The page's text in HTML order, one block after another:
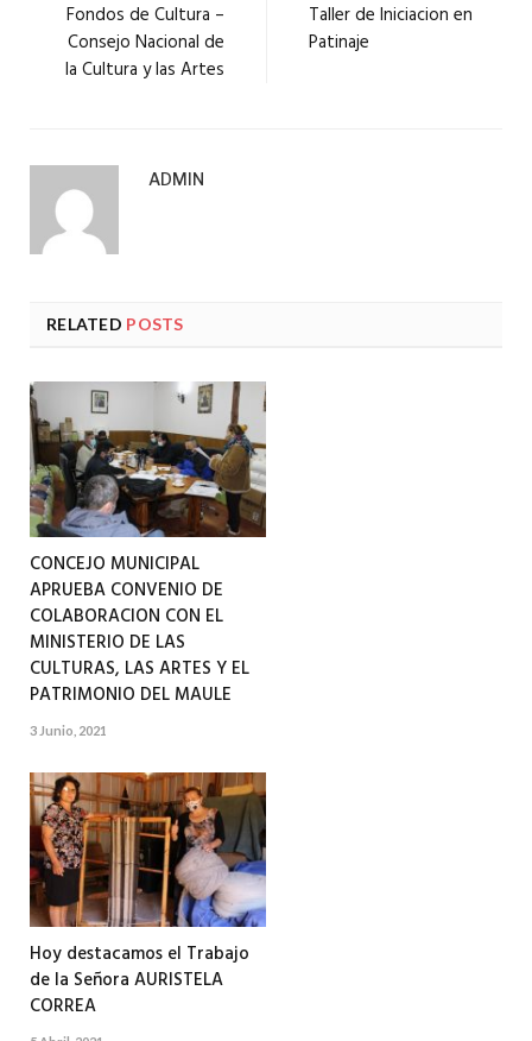
Fondos de Cultura –
Consejo Nacional de
la Cultura y las Artes
Taller de Iniciacion en
Patinaje
ADMIN
RELATED POSTS
CONCEJO MUNICIPAL
APRUEBA CONVENIO DE
COLABORACION CON EL
MINISTERIO DE LAS
CULTURAS, LAS ARTES Y EL
PATRIMONIO DEL MAULE
3 Junio, 2021
Hoy destacamos el Trabajo
de la Señora AURISTELA
CORREA